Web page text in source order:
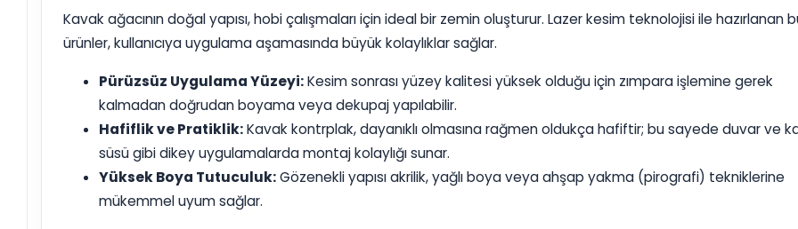
Kavak ağacının doğal yapısı, hobi çalışmaları için ideal bir zemin oluşturur. Lazer kesim teknolojisi ile hazırlanan
ürünler, kullanıcıya uygulama aşamasında büyük kolaylıklar sağlar.
Pürüzsüz Uygulama Yüzeyi:Kesim sonrası yüzey kalitesi yüksek olduğu için zımpara işlemine gerek
kalmadan doğrudan boyama veya dekupaj yapılabilir.
Hafiflik ve Pratiklik:Kavak kontrplak, dayanıklı olmasına rağmen oldukça hafiftir; bu sayede duvar ve
süsü gibi dikey uygulamalarda montaj kolaylığı sunar.
Yüksek Boya Tutuculuk:Gözenekli yapısı akrilik, yağlı boya veya ahşap yakma (pirografi) tekniklerine
mükemmel uyum sağlar.